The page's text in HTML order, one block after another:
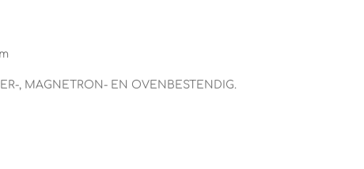
, MAGNETRON- EN OVENBESTENDIG.